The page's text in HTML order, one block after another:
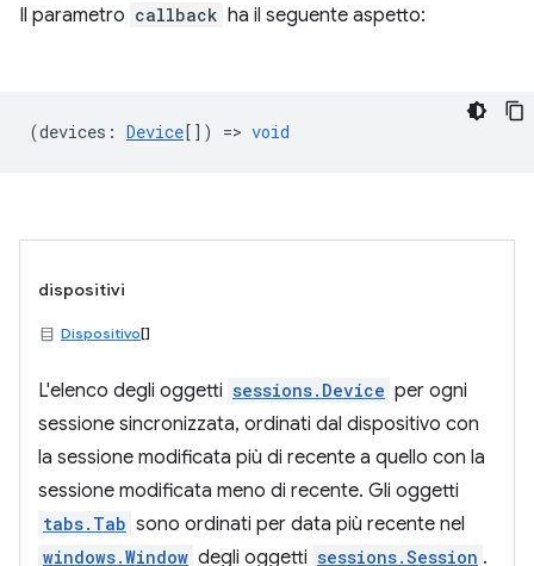
Il parametro callback ha il seguente aspetto:
(devices : Device[]) => void
dispositivi
Dispositivo[]
L'elenco degli oggetti sessions.Device per ogni
sessione sincronizzata, ordinati dal dispositivo con
la sessione modificata più di recente a quello con la
sessione modificata meno di recente. Gli oggetti
tabs.Tab sono ordinati per data più recente nel
windows.Window degli oggetti sessions.Session .